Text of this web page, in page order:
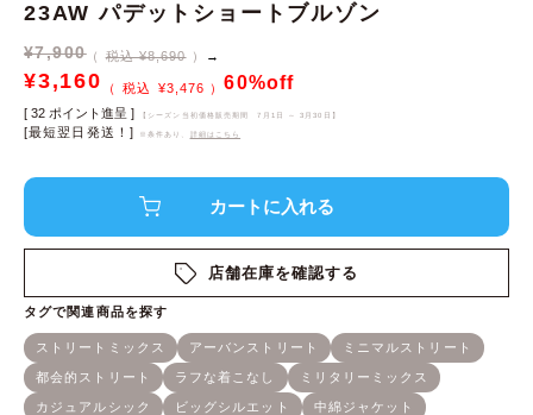
23AW パデットショートブルゾン
¥7,900 税込 ¥8,690 →
¥3,160 ¥3,476 60%off
[ 32 ポイント進呈 ] 【シーズン当初価格販売期間 7月1日 ～ 3月30日 】
[最短翌日発送！] ※条件あり、 詳細はこちら
店舗在庫を確認する